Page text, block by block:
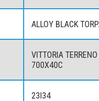
ALLOY BLACK
VITTORIA TERRENO
700X40C
23I34